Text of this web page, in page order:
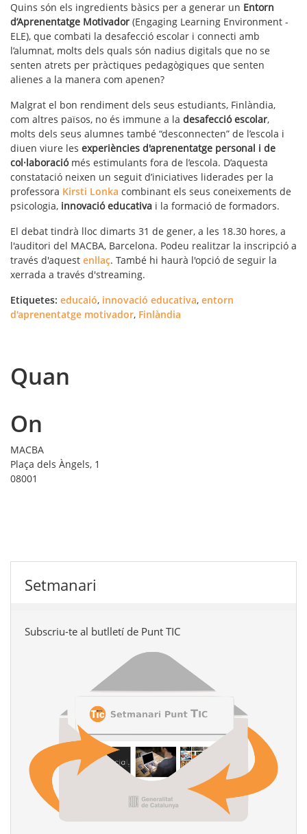
Quins són els ingredients bàsics per a generar un Entorn
d’Aprenentatge Motivador (Engaging Learning Environment -
ELE), que combati la desafecció escolar i connecti amb
l’alumnat, molts dels quals són nadius digitals que no se
senten atrets per pràctiques pedagògiques que senten
alienes a la manera com apenen?
Malgrat el bon rendiment dels seus estudiants, Finlàndia,
com altres països, no és immune a la desafecció escolar,
molts dels seus alumnes també “desconnecten” de l’escola i
diuen viure les experiències d'aprenentatge personal i de
col·laboració més estimulants fora de l’escola. D’aquesta
constatació neixen un seguit d’iniciatives liderades per la
professora Kirsti Lonka combinant els seus coneixements de
psicologia, innovació educativa i la formació de formadors.
El debat tindrà lloc dimarts 31 de gener, a les 18.30 hores, a
l'auditori del MACBA, Barcelona. Podeu realitzar la inscripció a
través d'aquest enllaç. També hi haurà l'opció de seguir la
xerrada a través d'streaming.
Etiquetes: educaió, innovació educativa, entorn
d'aprenentatge motivador, Finlàndia
Quan
On
MACBA
Plaça dels Àngels, 1
08001
Setmanari
Subscriu-te al butlletí de Punt TIC